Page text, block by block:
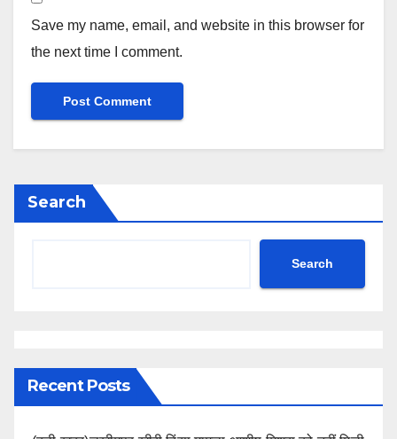
Save my name, email, and website in this browser for
the next time I comment.
Search
Search
Recent Posts